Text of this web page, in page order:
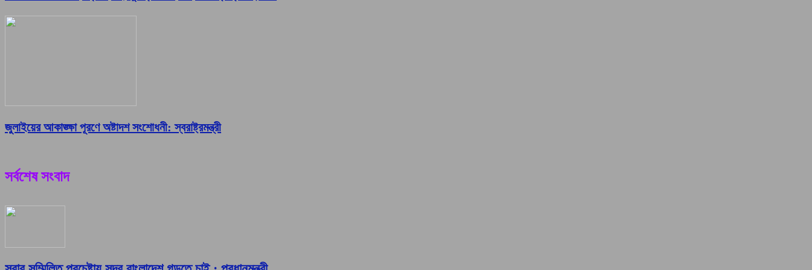
জুলাইয়ের আকাঙ্ক্ষা পূরণে অষ্টাদশ সংশোধনী: স্বরাষ্ট্রমন্ত্রী
সর্বশেষ সংবাদ